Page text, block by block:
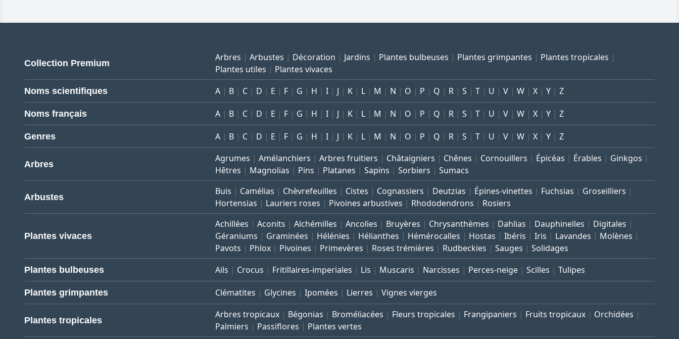
Collection Premium
Arbres Arbustes Décoration Jardins Plantes bulbeuses Plantes grimpantes
Plantes tropicales
Plantes utiles
Plantes vivaces
Noms scientifiques A B C D E F G H I J K L M N O P Q R S T U V W X Y Z
Noms français A B C D E F G H I J K L M N O P Q R S T U V W X Y Z
Genres A B C D E F G H I J K L M N O P Q R S T U V W X Y Z
Arbres
Agrumes Amélanchiers Arbres fruitiers Châtaigniers Chênes Cornouillers Épicéas Érables
Ginkgos
Hêtres
Magnolias Pins Platanes Sapins Sorbiers Sumacs
Arbustes
Buis Camélias Chèvrefeuilles Cistes Cognassiers Deutzias Épines-vinettes Fuchsias
Groseilliers
Hortensias
Lauriers roses Pivoines arbustives Rhododendrons Rosiers
Plantes vivaces
Achillées Aconits Alchémilles Ancolies Bruyères Chrysanthèmes Dahlias Dauphinelles
Digitales
Géraniums
Graminées Hélénies Hélianthes Hémérocalles Hostas Ibéris Iris Lavandes
Molènes
Pavots
Phlox Pivoines Primevères Roses trémières Rudbeckies Sauges Solidages
Plantes bulbeuses Ails Crocus Fritillaires-imperiales Lis Muscaris Narcisses Perces-neige Scilles Tulipes
Plantes grimpantes Clématites Glycines Ipomées Lierres Vignes vierges
Plantes tropicales
Arbres tropicaux Bégonias Broméliacées Fleurs tropicales Frangipaniers Fruits tropicaux
Orchidées
Palmiers
Passiflores Plantes vertes